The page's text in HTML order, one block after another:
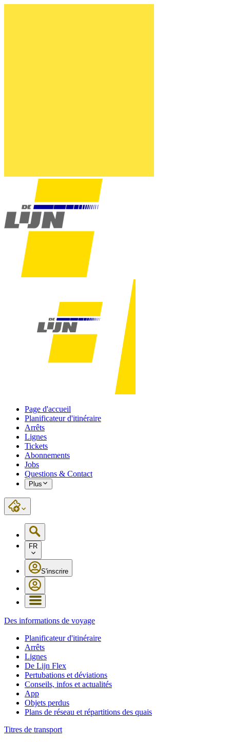
Page d'accueil
Planificateur d'itinéraire
Arrêts
Lignes
Tickets
Abonnements
Jobs
Questions & Contact
Plus
FR
S'inscrire
Des informations de voyage
Planificateur d'itinéraire
Arrêts
Lignes
De Lijn Flex
Pertubations et déviations
Conseils, infos et actualités
App
Objets perdus
Plans de réseau et répartitions des quais
Titres de transport